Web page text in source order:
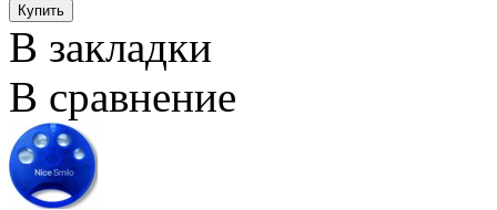
В закладки
В сравнение